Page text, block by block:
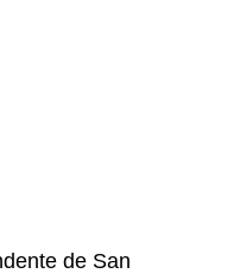
de San